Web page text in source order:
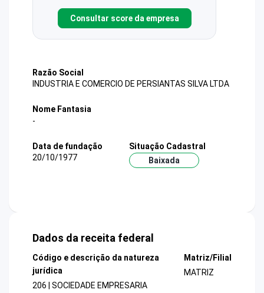
Consultar score da empresa
Razão Social
INDUSTRIA E COMERCIO DE PERSIANTAS SILVA LTDA
Nome Fantasia
-
Data de fundação
20/10/1977
Situação Cadastral
Baixada
Dados da receita federal
Código e descrição da natureza
jurídica
206 | SOCIEDADE EMPRESARIA
Matriz/Filial
MATRIZ